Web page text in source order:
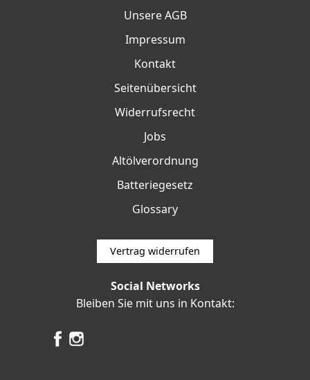
Unsere AGB
Impressum
Kontakt
Seitenübersicht
Widerrufsrecht
Jobs
Altölverordnung
Batteriegesetz
Glossary
Vertrag widerrufen
Social Networks
Bleiben Sie mit uns in Kontakt: